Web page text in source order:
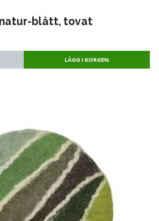
blått, tovat